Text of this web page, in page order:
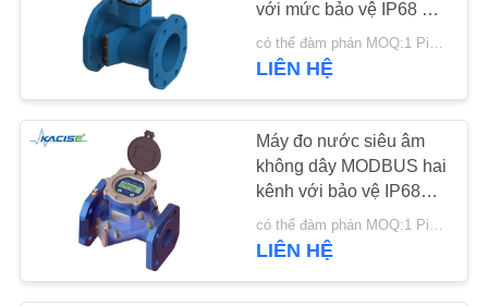
TRƯỜNG
HỢP
GIÁ
Máy đo lưu lượng
siêu âm
135
với mức bảo vệ IP68 và
độ chính xác 0,2% cho
tưới tiêu nông nghiệp
có thể đàm phán MOQ:1 Piece/Pieces
LIÊN HỆ
Máy đo nước siêu âm
không dây MODBUS hai
kênh với bảo vệ IP68
cho các ứng dụng công
nghiệp
có thể đàm phán MOQ:1 Piece/Pieces
LIÊN HỆ